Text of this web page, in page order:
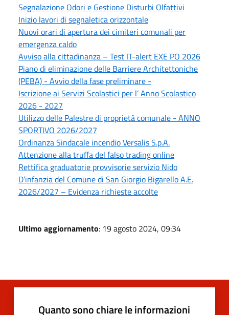
Segnalazione Odori e Gestione Disturbi Olfattivi
Inizio lavori di segnaletica orizzontale
Nuovi orari di apertura dei cimiteri comunali per
emergenza caldo
Avviso alla cittadinanza – Test IT-alert EXE PO 2026
Piano di eliminazione delle Barriere Architettoniche
(PEBA) - Avvio della fase preliminare -
Iscrizione ai Servizi Scolastici per l’ Anno Scolastico
2026 - 2027
Utilizzo delle Palestre di proprietà comunale - ANNO
SPORTIVO 2026/2027
Ordinanza Sindacale incendio Versalis S.p.A.
Attenzione alla truffa del falso trading online
Rettifica graduatorie provvisorie servizio Nido
D’infanzia del Comune di San Giorgio Bigarello A.E.
2026/2027 – Evidenza richieste accolte
Ultimo aggiornamento: 19 agosto 2024, 09:34
Quanto sono chiare le informazioni